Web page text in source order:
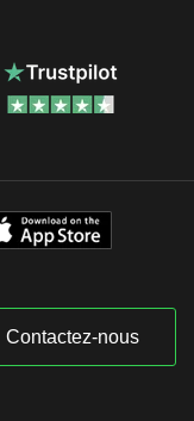
Contactez-nous